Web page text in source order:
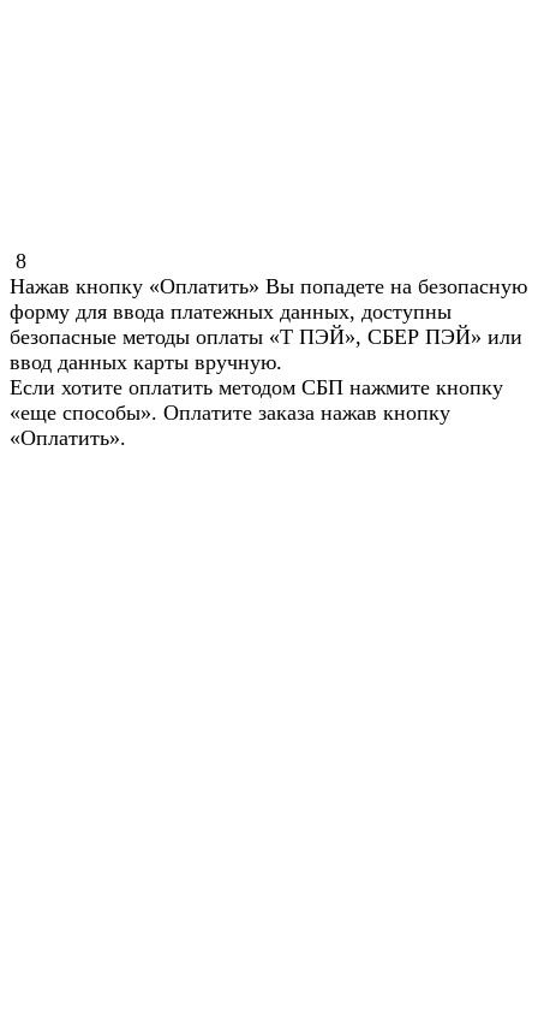
8
Нажав кнопку «Оплатить» Вы попадете на безопасную
форму для ввода платежных данных, доступны
безопасные методы оплаты «Т ПЭЙ», СБЕР ПЭЙ» или
ввод данных карты вручную.
Если хотите оплатить методом СБП нажмите кнопку
«еще способы». Оплатите заказа нажав кнопку
«Оплатить».